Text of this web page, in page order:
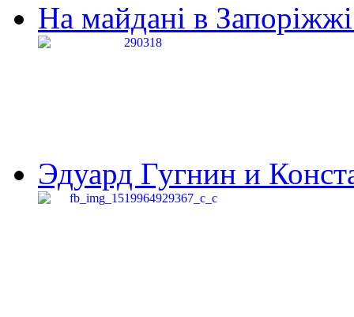
На майдані в
Эдуард Гугнин и